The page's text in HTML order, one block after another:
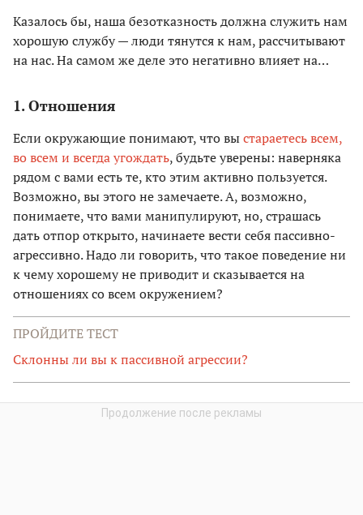
Казалось бы, наша безотказность должна служить нам
хорошую службу — люди тянутся к нам, рассчитывают
на нас. На самом же деле это негативно влияет на…
1. Отношения
Если окружающие понимают, что выстараетесь всем,
во всем и всегда угождать, будьте уверены: наверняка
рядом с вами есть те, кто этим активно пользуется.
Возможно, вы этого не замечаете. А, возможно,
понимаете, что вами манипулируют, но, страшась
дать отпор открыто, начинаете вести себя пассивно-
агрессивно. Надо ли говорить, что такое поведение ни
к чему хорошему не приводит и сказывается на
отношениях со всем окружением?
ПРОЙДИТЕ ТЕСТ
Склонны ли вы к пассивной агрессии?